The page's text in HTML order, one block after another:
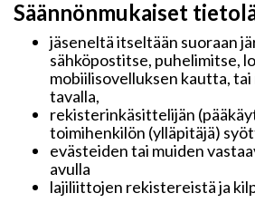
Säännönmukaiset
jäseneltä itseltään suoraan
sähköpostitse, puhelimitse,
mobiilisovelluksen kautta, tai
tavalla,
rekisterinkäsittelijän
toimihenkilön (ylläpitäjä)
evästeiden tai muiden
avulla
lajiliittojen rekistereistä ja